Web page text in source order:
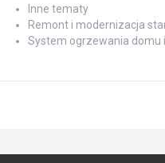
Inne tematy
Remont i modernizacja
System ogrzewania domu